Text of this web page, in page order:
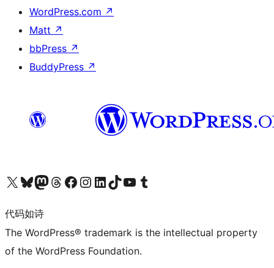
WordPress.com ↗
Matt ↗
bbPress ↗
BuddyPress ↗
关注我们的 X（原 Twitter）账号访问我们的 Bluesky 账号关注我们的 Mastodon 账号访问我们的 Threads 账号 访问我们的 Facebook 公共主页关注我们的 Instagram 账号 关注我们的 LinkedIn 主页访问我们的 TikTok 账号访问我们的 YouTube 频道 访问我们的 Tumblr 账号
代码如诗
The WordPress® trademark is the intellectual property
of the WordPress Foundation.